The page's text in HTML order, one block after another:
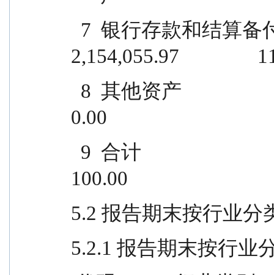
2,154,055.97
0.00
100.00
5.2 报告期末按行业分
5.2.1 报告期末按行业